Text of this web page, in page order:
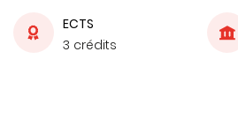
ECTS
3 crédits